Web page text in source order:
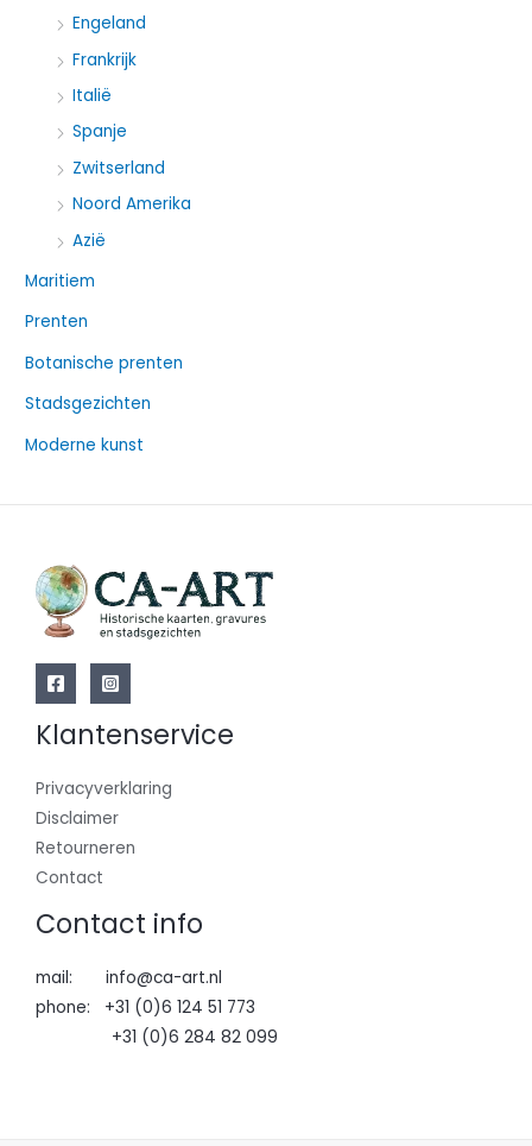
Engeland
Frankrijk
Italië
Spanje
Zwitserland
Noord Amerika
Azië
Maritiem
Prenten
Botanische prenten
Stadsgezichten
Moderne kunst
Klantenservice
Privacyverklaring
Disclaimer
Retourneren
Contact
Contact info
mail: info@ca-art.nl
phone: +31 (0)6 124 51 773
+31 (0)6 284 82 099